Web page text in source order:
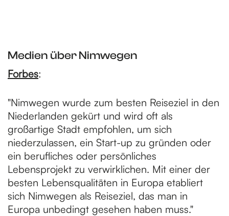
Medien über Nimwegen
Forbes:
"Nimwegen wurde zum besten Reiseziel in den
Niederlanden gekürt und wird oft als
großartige Stadt empfohlen, um sich
niederzulassen, ein Start-up zu gründen oder
ein berufliches oder persönliches
Lebensprojekt zu verwirklichen. Mit einer der
besten Lebensqualitäten in Europa etabliert
sich Nimwegen als Reiseziel, das man in
Europa unbedingt gesehen haben muss."